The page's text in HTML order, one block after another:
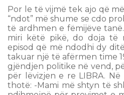
Por le të vijmë tek ajo që
“ndot” më shume se cdo
të ardhmen e fëmijëve
miri këtë pikë, do doja të
episod që më ndodhi dy
takuar një të afërmen time
gjëndjen politike në vend,
për lëvizjen e re LIBRA.
thotë: -Mami më shtyn të